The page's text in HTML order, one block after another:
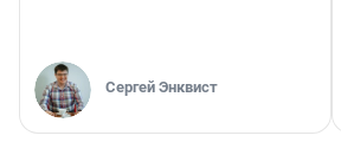
Сергей Энквист